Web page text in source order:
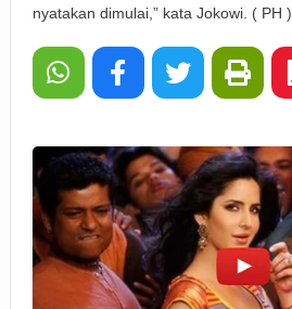
nyatakan dimulai,” kata Jokowi. ( PH ).